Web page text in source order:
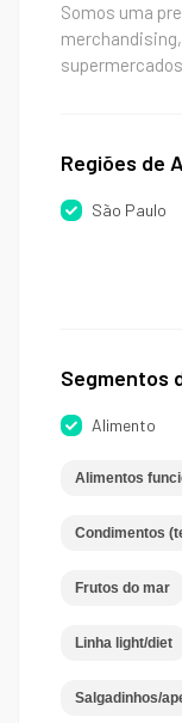
Somos uma
Regiões de
São Paulo
Segmentos
Alimento
Alimentos
Condimentos
Frutos do mar
Linha light/diet
Salgadinhos/